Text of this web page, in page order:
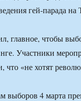
гей-парада
главное, чтобы
Участники
что «не хотят
4 марта